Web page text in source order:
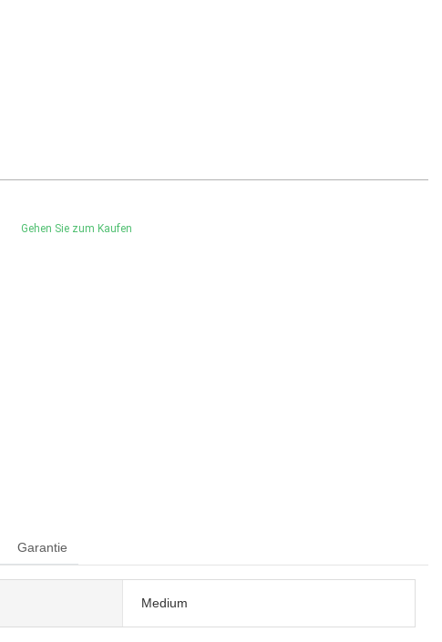
Gehen Sie zum Kaufen
Garantie
Medium